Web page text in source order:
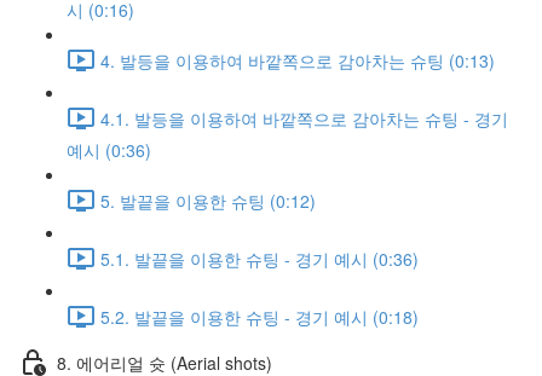
시 (0:16)
4. 발등을 이용하여 바깥쪽으로 감아차는 슈팅 (0:13)
4.1. 발등을 이용하여 바깥쪽으로 감아차는 슈팅 - 경기
예시 (0:36)
5. 발끝을 이용한 슈팅 (0:12)
5.1. 발끝을 이용한 슈팅 - 경기 예시 (0:36)
5.2. 발끝을 이용한 슈팅 - 경기 예시 (0:18)
8. 에어리얼 슛 (Aerial shots)